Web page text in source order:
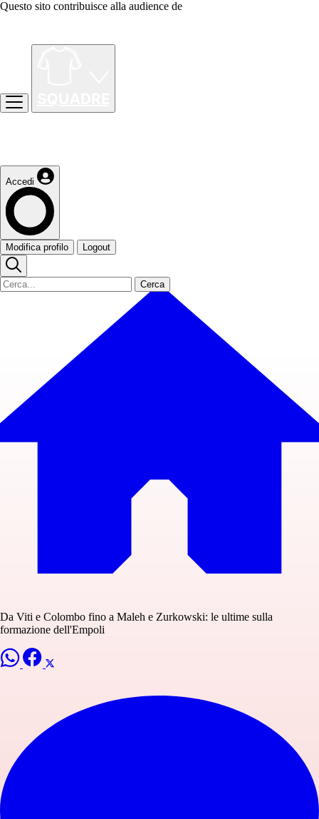
Questo sito contribuisce alla audience de
Accedi
Modifica profilo Logout
Cerca
Da Viti e Colombo fino a Maleh e Zurkowski: le ultime sulla
formazione dell'Empoli